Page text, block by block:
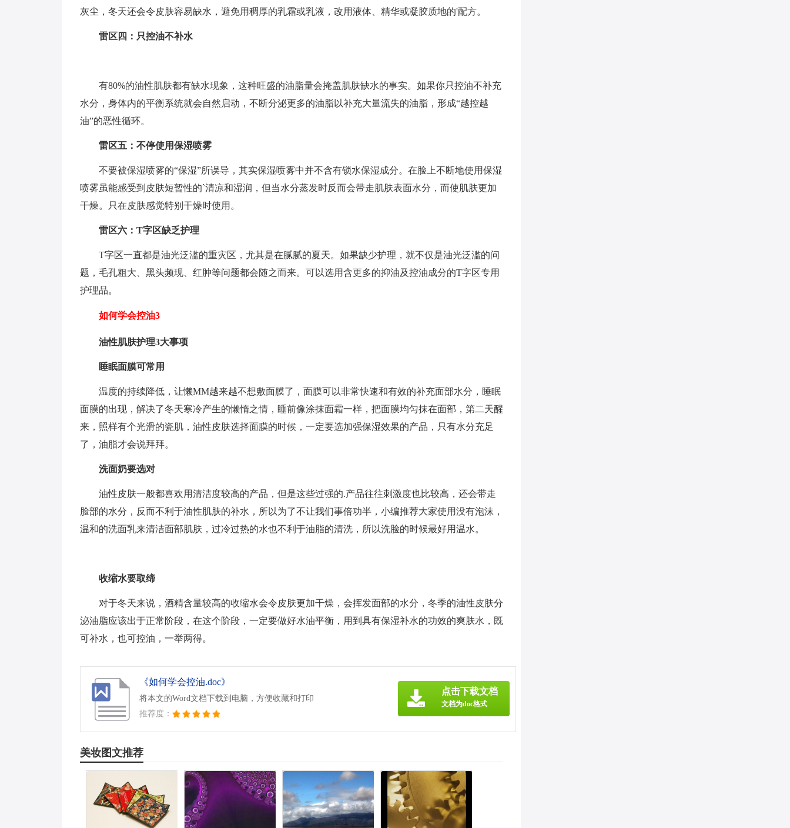
灰尘，冬天还会令皮肤容易缺水，避免用稠厚的乳霜或乳液，改用液体、精华或凝胶质地的'配方。
雷区四：只控油不补水
有80%的油性肌肤都有缺水现象，这种旺盛的油脂量会掩盖肌肤缺水的事实。如果你只控油不补充
水分，身体内的平衡系统就会自然启动，不断分泌更多的油脂以补充大量流失的油脂，形成“越控越
油”的恶性循环。
雷区五：不停使用保湿喷雾
不要被保湿喷雾的“保湿”所误导，其实保湿喷雾中并不含有锁水保湿成分。在脸上不断地使用保湿
喷雾虽能感受到皮肤短暂性的`清凉和湿润，但当水分蒸发时反而会带走肌肤表面水分，而使肌肤更加
干燥。只在皮肤感觉特别干燥时使用。
雷区六：T字区缺乏护理
T字区一直都是油光泛滥的重灾区，尤其是在腻腻的夏天。如果缺少护理，就不仅是油光泛滥的问
题，毛孔粗大、黑头频现、红肿等问题都会随之而来。可以选用含更多的抑油及控油成分的T字区专用
护理品。
如何学会控油3
油性肌肤护理3大事项
睡眠面膜可常用
温度的持续降低，让懒MM越来越不想敷面膜了，面膜可以非常快速和有效的补充面部水分，睡眠
面膜的出现，解决了冬天寒冷产生的懒惰之情，睡前像涂抹面霜一样，把面膜均匀抹在面部，第二天醒
来，照样有个光滑的瓷肌，油性皮肤选择面膜的时候，一定要选加强保湿效果的产品，只有水分充足
了，油脂才会说拜拜。
洗面奶要选对
油性皮肤一般都喜欢用清洁度较高的产品，但是这些过强的.产品往往刺激度也比较高，还会带走
脸部的水分，反而不利于油性肌肤的补水，所以为了不让我们事倍功半，小编推荐大家使用没有泡沫，
温和的洗面乳来清洁面部肌肤，过冷过热的水也不利于油脂的清洗，所以洗脸的时候最好用温水。
收缩水要取缔
对于冬天来说，酒精含量较高的收缩水会令皮肤更加干燥，会挥发面部的水分，冬季的油性皮肤分
泌油脂应该出于正常阶段，在这个阶段，一定要做好水油平衡，用到具有保湿补水的功效的爽肤水，既
可补水，也可控油，一举两得。
《如何学会控油.doc》
将本文的Word文档下载到电脑，方便收藏和打印
推荐度：
点击下载文档
文档为doc格式
美妆图文推荐